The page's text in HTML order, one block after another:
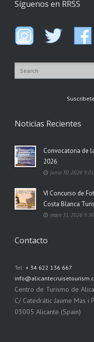
Síguenos en RRSS
Noticias Recientes
Convocatoria de
2026
junio 30, 2026
VI Concurso de
Costa Blanca
mayo 31, 2026
Contacto
Tel: + 34 622 136 667
Centro de Turismo de
C/ Catedrátic Jaume Mas i
03005 Alicante (Spain)